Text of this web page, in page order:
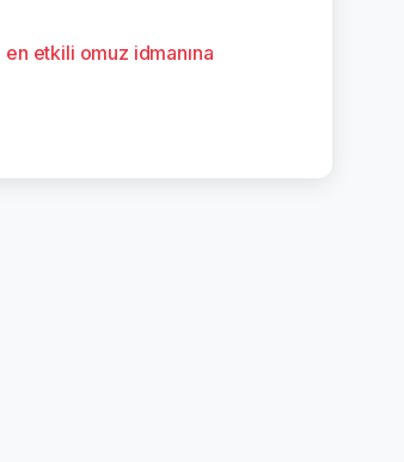
en etkili omuz idmanına